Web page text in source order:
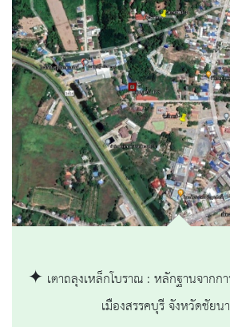
✦ เตาถลุงเหล็กโบราณ : หลักฐานจากก
เมืองสรรคบุรี จังหวัดชัย